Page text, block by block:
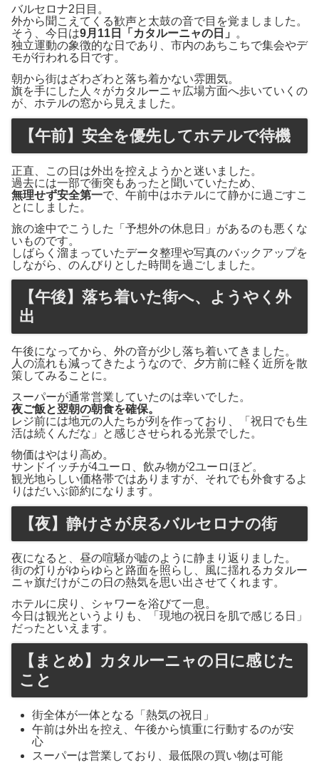
バルセロナ2日目。
外から聞こえてくる歓声と太鼓の音で目を覚ましました。
そう、今日は9月11日「カタルーニャの日」
。
独立運動の象徴的な日であり、市内のあちこちで集会やデ
モが行われる日です。
朝から街はざわざわと落ち着かない雰囲気。
旗を手にした人々がカタルーニャ広場方面へ歩いていくの
が、ホテルの窓から見えました。
【午前】安全を優先してホテルで待機
正直、この日は外出を控えようかと迷いました。
過去には一部で衝突もあったと聞いていたため、
無理せず安全第一で、午前中はホテルにて静かに過ごすこ
とにしました。
旅の途中でこうした「予想外の休息日」があるのも悪くな
いものです。
しばらく溜まっていたデータ整理や写真のバックアップを
しながら、のんびりとした時間を過ごしました。
【午後】落ち着いた街へ、ようやく外
出
午後になってから、外の音が少し落ち着いてきました。
人の流れも減ってきたようなので、夕方前に軽く近所を散
策してみることに。
スーパーが通常営業していたのは幸いでした。
夜ご飯と翌朝の朝食を確保。
レジ前には地元の人たちが列を作っており、「祝日でも生
活は続くんだな」と感じさせられる光景でした。
物価はやはり高め。
サンドイッチが4ユーロ、飲み物が2ユーロほど。
観光地らしい価格帯ではありますが、それでも外食するよ
りはだいぶ節約になります。
【夜】静けさが戻るバルセロナの街
夜になると、昼の喧騒が嘘のように静まり返りました。
街の灯りがゆらゆらと路面を照らし、風に揺れるカタルー
ニャ旗だけがこの日の熱気を思い出させてくれます。
ホテルに戻り、シャワーを浴びて一息。
今日は観光というよりも、「現地の祝日を肌で感じる日」
だったといえます。
【まとめ】カタルーニャの日に感じた
こと
街全体が一体となる「熱気の祝日」
午前は外出を控え、午後から慎重に行動するのが安
心
スーパーは営業しており、最低限の買い物は可能